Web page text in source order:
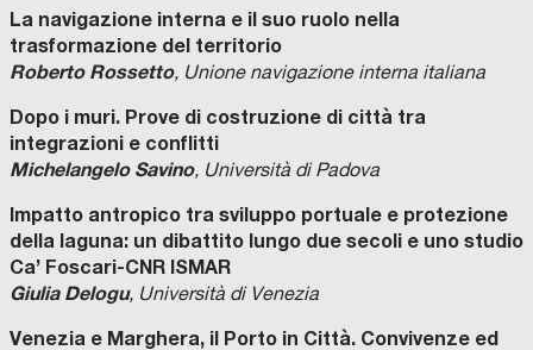
La navigazione interna e il suo ruolo nella
trasformazione del territorio
Roberto Rossetto, Unione navigazione interna italiana
Dopo i muri. Prove di costruzione di città tra
integrazioni e conflitti
Michelangelo Savino, Università di Padova
Impatto antropico tra sviluppo portuale e protezione
della laguna: un dibattito lungo due secoli e uno studio
Ca’ Foscari-CNR ISMAR
Giulia Delogu, Università di Venezia
Venezia e Marghera, il Porto in Città. Convivenze ed